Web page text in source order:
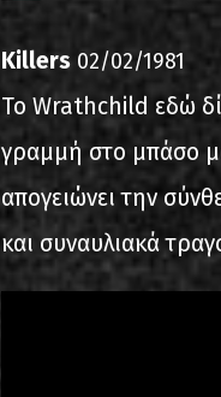
Killers 02/02/1981
Το Wrathchild εδώ
γραμμή στο μπάσο
απογειώνει την
και συναυλιακά